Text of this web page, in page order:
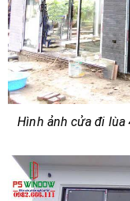
Hình ảnh cửa đi lùa